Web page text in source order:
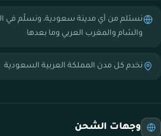
نستلم من أي مدينة سعودية، ونسلّم في
والشام والمغرب العربي وما بعدها
نخدم كل مدن المملكة العربية السعودية
وجهات الشحن